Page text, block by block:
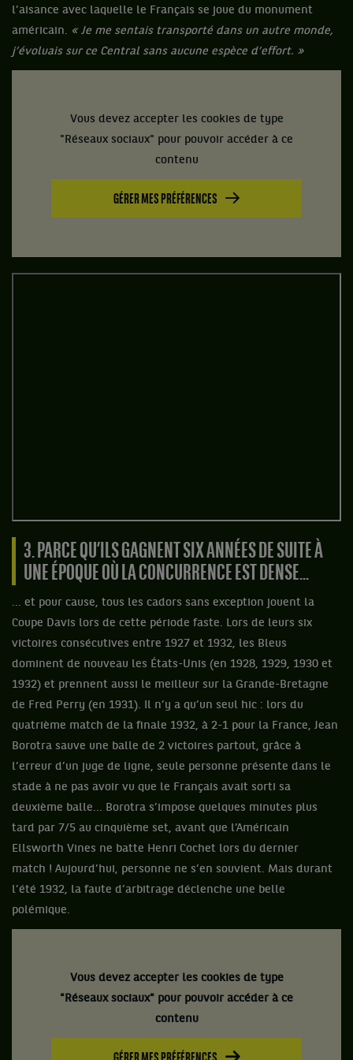
l’aisance avec laquelle le Français se joue du monument
américain. « Je me sentais transporté dans un autre monde,
j’évoluais sur ce Central sans aucune espèce d’effort. »
Vous devez accepter les cookies de type
"Réseaux sociaux" pour pouvoir accéder à ce
contenu
GÉRER MES PRÉFÉRENCES
3. PARCE QU’ILS GAGNENT SIX ANNÉES DE SUITE À
UNE ÉPOQUE OÙ LA CONCURRENCE EST DENSE...
... et pour cause, tous les cadors sans exception jouent la
Coupe Davis lors de cette période faste. Lors de leurs six
victoires consécutives entre 1927 et 1932, les Bleus
dominent de nouveau les États-Unis (en 1928, 1929, 1930 et
1932) et prennent aussi le meilleur sur la Grande-Bretagne
de Fred Perry (en 1931). Il n’y a qu’un seul hic : lors du
quatrième match de la finale 1932, à 2-1 pour la France, Jean
Borotra sauve une balle de 2 victoires partout, grâce à
l’erreur d’un juge de ligne, seule personne présente dans le
stade à ne pas avoir vu que le Français avait sorti sa
deuxième balle... Borotra s’impose quelques minutes plus
tard par 7/5 au cinquième set, avant que l’Américain
Ellsworth Vines ne batte Henri Cochet lors du dernier
match ! Aujourd’hui, personne ne s’en souvient. Mais durant
l’été 1932, la faute d’arbitrage déclenche une belle
polémique.
Vous devez accepter les cookies de type
"Réseaux sociaux" pour pouvoir accéder à ce
contenu